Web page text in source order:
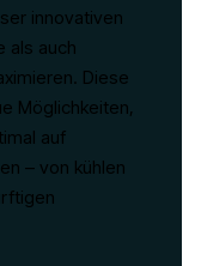
innovativen
als auch
Diese
Möglichkeiten,
auf
– von kühlen